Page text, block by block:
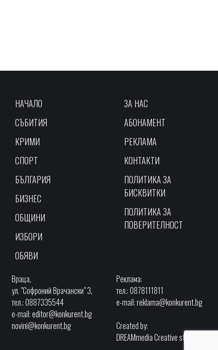
НАЧАЛО
СЪБИТИЯ
КРИМИ
СПОРТ
БЪЛГАРИЯ
БИЗНЕС
ОБЩИНИ
ИЗБОРИ
ОБЯВИ
ЗА НАС
АБОНАМЕНТ
РЕКЛАМА
КОНТАКТИ
ПОЛИТИКА ЗА
БИСКВИТКИ
ПОЛИТИКА ЗА
ПОВЕРИТЕЛНОСТ
Враца,
ул. "Софроний Врачански" 3,
тел.: 0887335544
e-mail:editor@konkurent.bg
novini@konkurent.bg
Реклама:
тел.: 0878111811
e-mail:reklama@konkurent.bg
Created by:
DREAMmedia Creative studio